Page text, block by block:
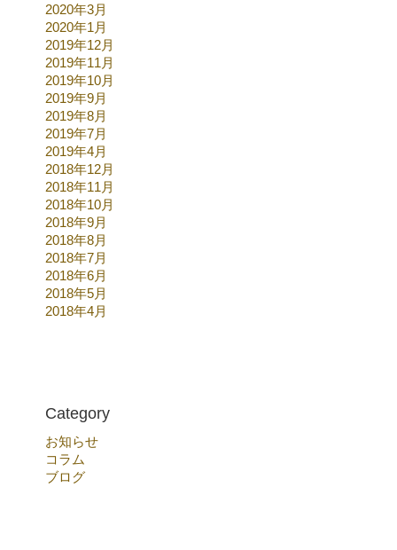
2020年3月
2020年1月
2019年12月
2019年11月
2019年10月
2019年9月
2019年8月
2019年7月
2019年4月
2018年12月
2018年11月
2018年10月
2018年9月
2018年8月
2018年7月
2018年6月
2018年5月
2018年4月
Category
お知らせ
コラム
ブログ